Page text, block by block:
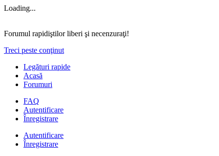
Loading...
Forumul rapidiştilor liberi şi necenzuraţi!
Treci peste conţinut
Legături rapide
Acasă
Forumuri
FAQ
Autentificare
Înregistrare
Autentificare
Înregistrare